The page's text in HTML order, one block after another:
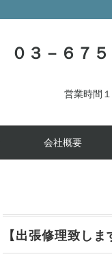
０３－６７
営業時間
会社概要
【出張修理致しま